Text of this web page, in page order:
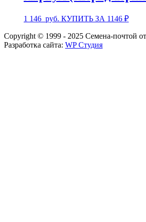
1 146 руб. КУПИТЬ ЗА 1146 ₽
Copyright © 1999 - 2025 Семена-почтой
Разработка сайта: WP Студия